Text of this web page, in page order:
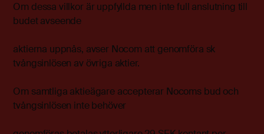
Om dessa villkor är uppfyllda men inte full anslutning till
budet avseende
aktierna uppnås, avser Nocom att genomföra sk
tvångsinlösen av övriga aktier.
Om samtliga aktieägare accepterar Nocoms bud och
tvångsinlösen inte behöver